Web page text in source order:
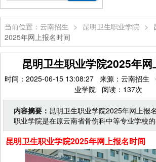
当前位置：云南招生 > 昆明卫生职业学院 >
2025年网上报名时间
昆明卫生职业学院2025年
时间：2025-06-15 13:08:27 来源：云南招生
业学院 阅读：137次
内容摘要： 昆明卫生职业学院2025年网上
职业学院是在原云南省骨伤科中等专业学校
年经云南省人民政府批准，国家教育部备案
昆明卫生职业学院2025年网上报名时间